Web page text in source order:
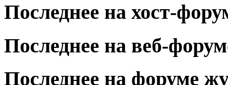
Последнее на хост-
Последнее на веб-
Последнее на форуме